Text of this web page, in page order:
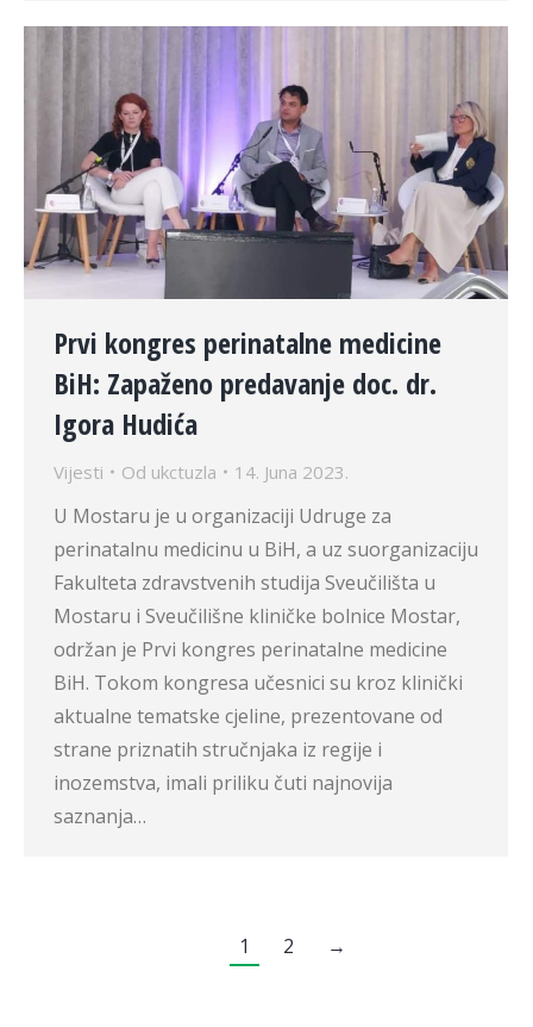
Prvi kongres perinatalne medicine
BiH: Zapaženo predavanje doc. dr.
Igora Hudića
Vijesti Od ukctuzla 14. Juna 2023.
U Mostaru je u organizaciji Udruge za
perinatalnu medicinu u BiH, a uz suorganizaciju
Fakulteta zdravstvenih studija Sveučilišta u
Mostaru i Sveučilišne kliničke bolnice Mostar,
održan je Prvi kongres perinatalne medicine
BiH. Tokom kongresa učesnici su kroz klinički
aktualne tematske cjeline, prezentovane od
strane priznatih stručnjaka iz regije i
inozemstva, imali priliku čuti najnovija
saznanja…
1 2 →